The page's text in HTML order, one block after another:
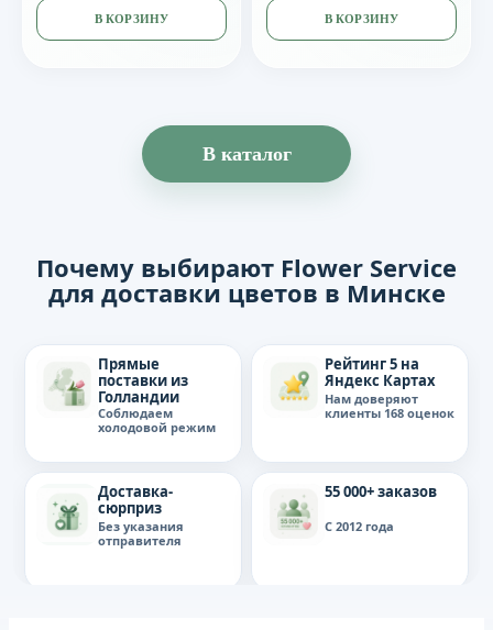
В КОРЗИНУ В КОРЗИНУ
В каталог
Почему выбирают Flower Service
для доставки цветов в Минске
Прямые
поставки из
Голландии
Соблюдаем
холодовой режим
Рейтинг 5 на
Яндекс Картах
Нам доверяют
клиенты 168 оценок
Доставка-
сюрприз
Без указания
отправителя
55 000+ заказов
С 2012 года